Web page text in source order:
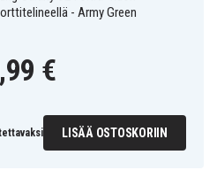
- Army Green
€
LISÄÄ OSTOSKORIIN